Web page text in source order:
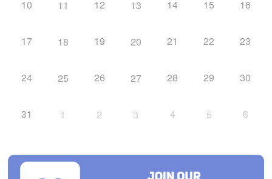
10 11 12 13 14 15 16
17 18 19 20 21 22 23
24 25 26 27 28 29 30
31 1 2 3 4 5 6